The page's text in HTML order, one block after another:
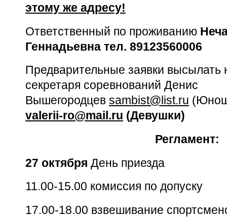
этому же адресу!
Ответственный по проживанию
Геннадьевна тел. 89123560006
Предварительные заявки высылать
секретаря соревнований Денис
Вышегородцев sambist@list.ru
valerii-ro@mail.ru (Девушки)
Регламент:
27 октября День приезда
11.00-15.00 комиссия по допуску
17.00-18.00 взвешивание